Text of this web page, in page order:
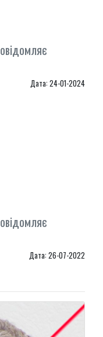
Дата: 24-01-2024
Дата: 26-07-2022